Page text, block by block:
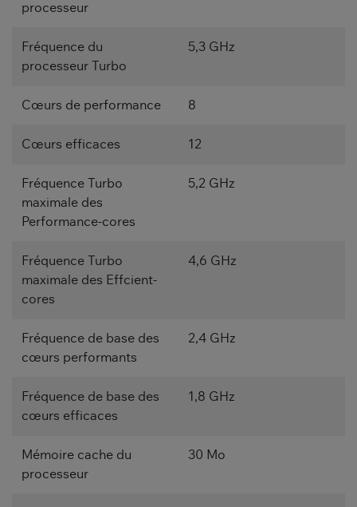
processeur
Fréquence du
processeur Turbo
5,3 GHz
Cœurs de performance 8
Cœurs efficaces 12
Fréquence Turbo
maximale des
Performance-cores
5,2 GHz
Fréquence Turbo
maximale des Effcient-
cores
4,6 GHz
Fréquence de base des
cœurs performants
2,4 GHz
Fréquence de base des
cœurs efficaces
1,8 GHz
Mémoire cache du
processeur
30 Mo